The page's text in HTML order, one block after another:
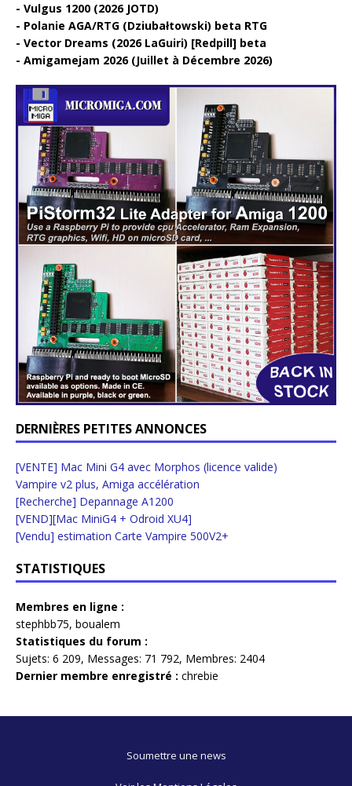
Vulgus 1200 (2026 JOTD)
Polanie AGA/RTG (Dziubałtowski) beta RTG
Vector Dreams (2026 LaGuiri) [Redpill] beta
Amigamejam 2026 (Juillet à Décembre 2026)
DERNIÈRES PETITES ANNONCES
[VENTE] Mac Mini G4 avec Morphos (licence valide)
Vampire v2 plus, Amiga accélération
[Recherche] Depannage A1200
[VEND][Mac MiniG4 + Odroid XU4]
[Vendu] estimation Carte Vampire 500V2+
STATISTIQUES
Membres en ligne :
stephbb75, boualem
Statistiques du forum :
Sujets: 6 209, Messages: 71 792, Membres: 2404
Dernier membre enregistré : chrebie
Soumettre une news